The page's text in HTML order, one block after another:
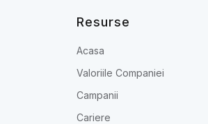
Resurse
Acasa
Valoriile Companiei
Campanii
Cariere